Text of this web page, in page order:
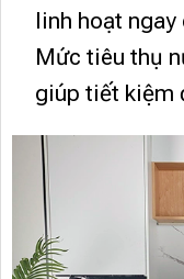
linh hoạt
Mức tiêu thụ
giúp tiết kiệm